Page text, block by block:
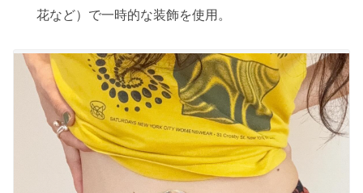
花など）で一時的な装飾を使用。